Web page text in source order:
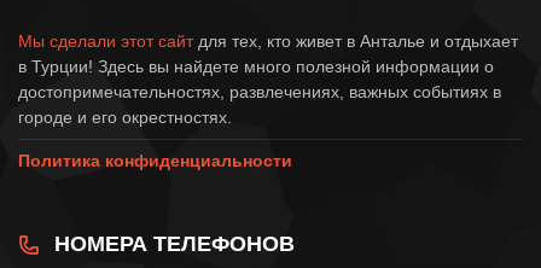
Мы сделали этот сайтдля тех, кто живет в Анталье и отдыхает
в Турции! Здесь вы найдете много полезной информации о
достопримечательностях, развлечениях, важных событиях в
городе и его окрестностях.
Политика конфиденциальности
НОМЕРА ТЕЛЕФОНОВ